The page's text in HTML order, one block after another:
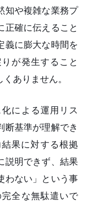
知や複雑な業務プ
正確に伝えること
義に膨大な時間を
が発生すること
ありません。
による運用リス
断基準が理解でき
果に対する根拠
説明できず、結果
わない」という事
全な無駄遣いで